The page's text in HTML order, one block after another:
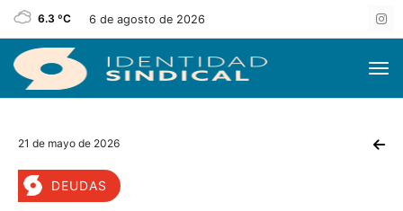
6.3 ºC 6 de agosto de 2026
21 de mayo de 2026
DEUDAS